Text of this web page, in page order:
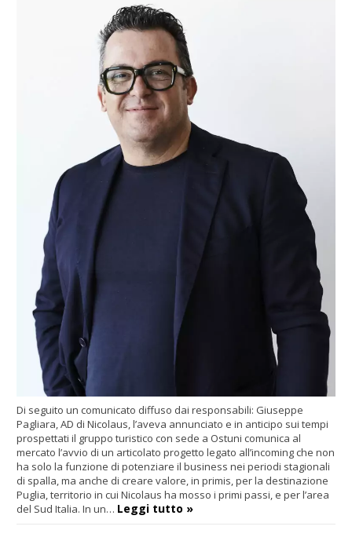
Di seguito un comunicato diffuso dai responsabili: Giuseppe
Pagliara, AD di Nicolaus, l’aveva annunciato e in anticipo sui tempi
prospettati il gruppo turistico con sede a Ostuni comunica al
mercato l’avvio di un articolato progetto legato all’incoming che non
ha solo la funzione di potenziare il business nei periodi stagionali
di spalla, ma anche di creare valore, in primis, per la destinazione
Puglia, territorio in cui Nicolaus ha mosso i primi passi, e per l’area
del Sud Italia. In un… Leggi tutto »